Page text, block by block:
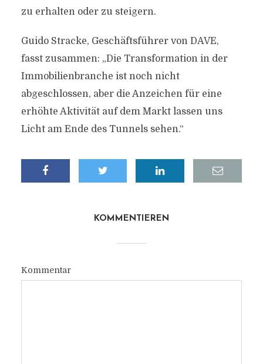
zu erhalten oder zu steigern.
Guido Stracke, Geschäftsführer von DAVE,
fasst zusammen: „Die Transformation in der
Immobilienbranche ist noch nicht
abgeschlossen, aber die Anzeichen für eine
erhöhte Aktivität auf dem Markt lassen uns
Licht am Ende des Tunnels sehen.“
KOMMENTIEREN
Kommentar